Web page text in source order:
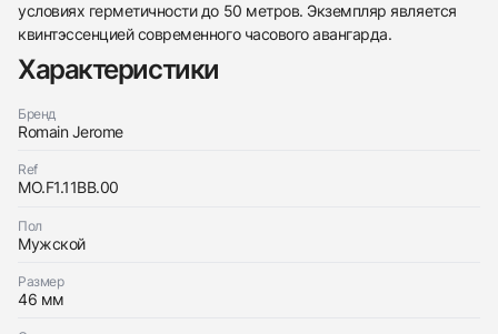
условиях герметичности до 50 метров. Экземпляр является
квинтэссенцией современного часового авангарда.
Характеристики
Бренд
Romain Jerome
Ref
MO.F1.11BB.00
Пол
Мужской
Размер
46 мм
Заказать эти часы
Оставьте ваши контактные данные и мы свяжемся
с вами